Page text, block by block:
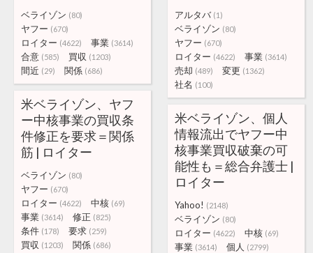
ベライゾン (80)
ヤフー (670)
ロイター (4622) 事業 (3614)
合意 (585) 買収 (1203)
間近 (29) 関係 (686)
アルタバ (1)
ベライゾン (80)
ヤフー (670)
ロイター (4622) 事業 (3614)
売却 (489) 変更 (1362)
社名 (100)
米ベライゾン、ヤフ
ー中核事業の買収条
件修正を要求＝関係
筋 | ロイター
ベライゾン (80)
ヤフー (670)
ロイター (4622) 中核 (69)
事業 (3614) 修正 (825)
条件 (178) 要求 (259)
買収 (1203) 関係 (686)
米ベライゾン、個人
情報流出でヤフー中
核事業買収破棄の可
能性も＝総合弁護士 |
ロイター
Yahoo! (2148)
ベライゾン (80)
ロイター (4622) 中核 (69)
事業 (3614) 個人 (2799)